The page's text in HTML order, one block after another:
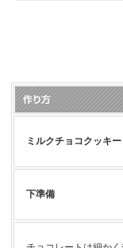
ミルクチョコクッキ
下準備